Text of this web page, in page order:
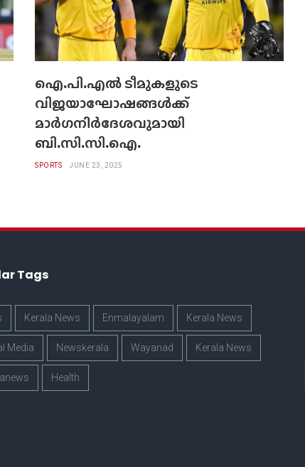
ഐ.പി.എല്‍ ടീമുകളുടെ
വിജയാഘോഷങ്ങള്‍ക്ക്
മാര്‍ഗനിര്‍ദേശവുമായി
ബി.സി.സി.ഐ.
SPORTS JUNE 23, 2025
Tags
Kerala News Enmalayalam Kerala News
Media Newskerala Wayanad Kerala News
Health